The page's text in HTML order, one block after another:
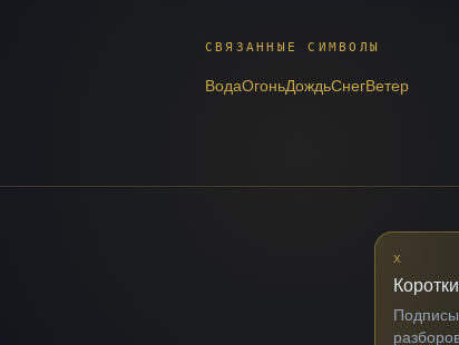
СВЯЗАННЫЕ СИМВОЛЫ
ВодаОгоньДождьСнегВетер
X